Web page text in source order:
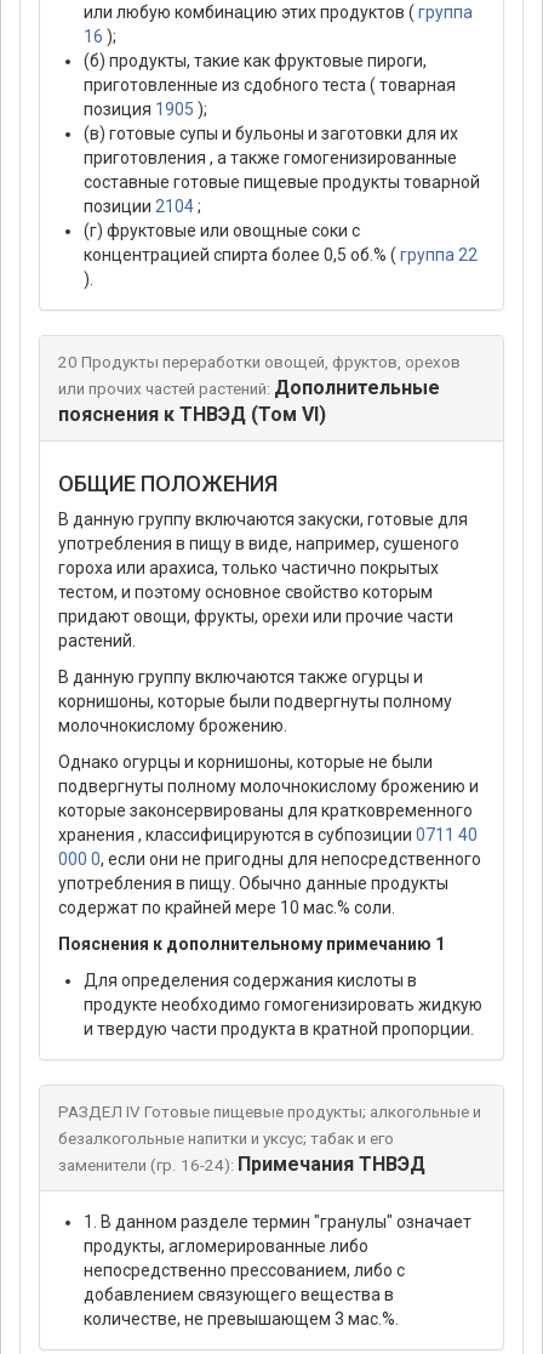
или любую комбинацию этих продуктов ( группа
16 );
(б) продукты, такие как фруктовые пироги,
приготовленные из сдобного теста ( товарная
позиция 1905 );
(в) готовые супы и бульоны и заготовки для их
приготовления , а также гомогенизированные
составные готовые пищевые продукты товарной
позиции 2104;
(г) фруктовые или овощные соки с
концентрацией спирта более 0,5 об.% ( группа 22
).
20 Продукты переработки овощей, фруктов, орехов
или прочих частей растений: Дополнительные
пояснения к ТНВЭД (Том VI)
ОБЩИЕ ПОЛОЖЕНИЯ
В данную группу включаются закуски, готовые для
употребления в пищу в виде, например, сушеного
гороха или арахиса, только частично покрытых
тестом, и поэтому основное свойство которым
придают овощи, фрукты, орехи или прочие части
растений.
В данную группу включаются также огурцы и
корнишоны, которые были подвергнуты полному
молочнокислому брожению.
Однако огурцы и корнишоны, которые не были
подвергнуты полному молочнокислому брожению и
которые законсервированы для кратковременного
хранения , классифицируются в субпозиции 0711 40
000 0, если они не пригодны для непосредственного
употребления в пищу. Обычно данные продукты
содержат по крайней мере 10 мас.% соли.
Пояснения к дополнительному примечанию 1
Для определения содержания кислоты в
продукте необходимо гомогенизировать жидкую
и твердую части продукта в кратной пропорции.
РАЗДЕЛ IV Готовые пищевые продукты; алкогольные и
безалкогольные напитки и уксус; табак и его
заменители (гр. 16-24): Примечания ТНВЭД
1. В данном разделе термин "гранулы" означает
продукты, агломерированные либо
непосредственно прессованием, либо с
добавлением связующего вещества в
количестве, не превышающем 3 мас.%.